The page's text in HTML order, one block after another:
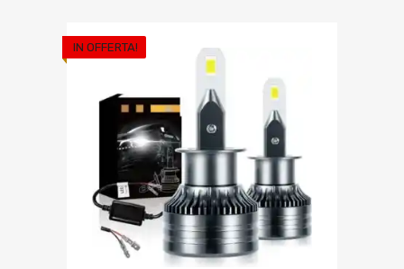
IN OFFERTA!